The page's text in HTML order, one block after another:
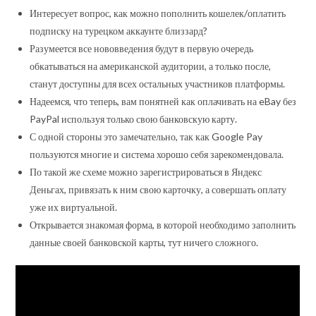
Интересует вопрос, как можно пополнить кошелек/оплатить
подписку на турецком аккаунте близзард?
Разумеется все нововведения будут в первую очередь
обкатываться на американской аудитории, а только после,
станут доступны для всех остальных участников платформы.
Надеемся, что теперь, вам понятней как оплачивать на eBay без
PayPal используя только свою банковскую карту.
С одной стороны это замечательно, так как Google Pay
пользуются многие и система хорошо себя зарекомендовала.
По такой же схеме можно зарегистрироваться в Яндекс
Деньгах, привязать к ним свою карточку, а совершать оплату
уже их виртуальной.
Открывается знакомая форма, в которой необходимо заполнить
данные своей банковской карты, тут ничего сложного.